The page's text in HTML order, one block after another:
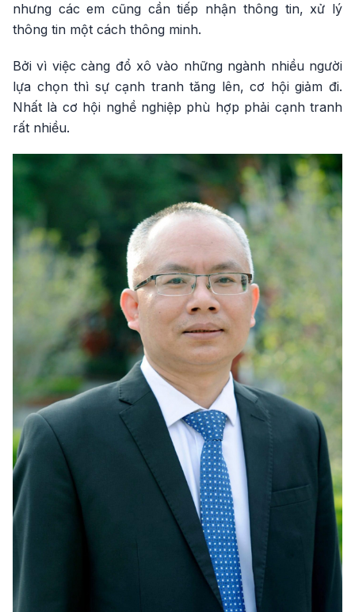
nhưng các em cũng cần tiếp nhận thông tin, xử lý
thông tin một cách thông minh.
Bởi vì việc càng đổ xô vào những ngành nhiều người
lựa chọn thì sự cạnh tranh tăng lên, cơ hội giảm đi.
Nhất là cơ hội nghề nghiệp phù hợp phải cạnh tranh
rất nhiều.